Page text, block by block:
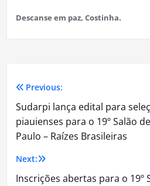
Descanse em paz, Costinha.
Navegação
de
Post
Previous:
Sudarpi lança edital para
piauienses para o 19º Salão
Paulo – Raízes Brasileiras
Next:
Inscrições abertas para o 19º